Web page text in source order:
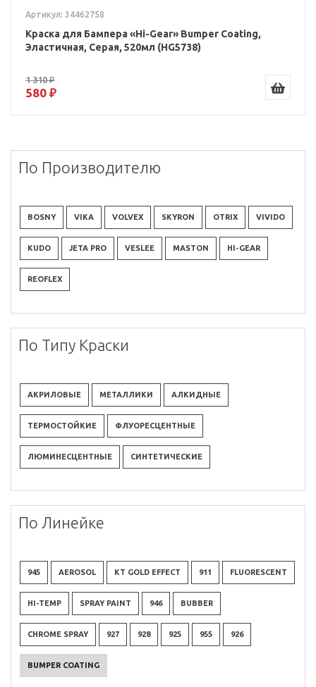
Артикул: 34462758
Краска для Бампера «Hi-Gear» Bumper Coating,
Эластичная, Серая, 520мл (HG5738)
1 310 ₽
580 ₽
По Производителю
BOSNY VIKA VOLVEX SKYRON OTRIX VIVIDO
KUDO JETA PRO VESLEE MASTON HI-GEAR
REOFLEX
По Типу Краски
АКРИЛОВЫЕ МЕТАЛЛИКИ АЛКИДНЫЕ
ТЕРМОСТОЙКИЕ ФЛУОРЕСЦЕНТНЫЕ
ЛЮМИНЕСЦЕНТНЫЕ СИНТЕТИЧЕСКИЕ
По Линейке
945 AEROSOL KT GOLD EFFECT 911 FLUORESCENT
HI-TEMP SPRAY PAINT 946 BUBBER
CHROME SPRAY 927 928 925 955 926
BUMPER COATING